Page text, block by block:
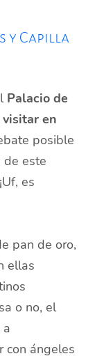
y Capilla
Palacio de
visitar en
posible
de este
es
pan de oro,
ellas
o no, el
con ángeles